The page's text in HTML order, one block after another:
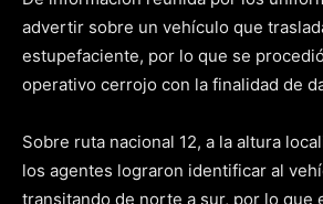
advertir sobre un vehículo que
estupefaciente, por lo que se
operativo cerrojo con la finalidad de
Sobre ruta nacional 12, a la altura
los agentes lograron identificar al
transitando de norte a sur, por lo que